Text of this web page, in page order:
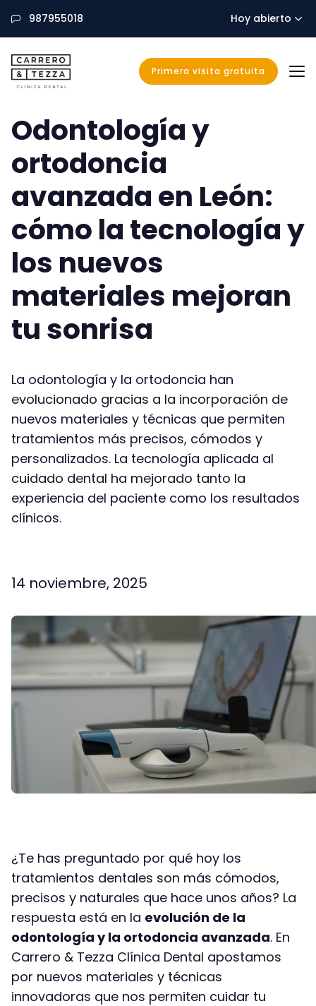
987955018 Hoy abierto
CarreroyTezza Primera visita gratuita
Odontología y
ortodoncia
avanzada en León:
cómo la tecnología y
los nuevos
materiales mejoran
tu sonrisa
La odontología y la ortodoncia han
evolucionado gracias a la incorporación de
nuevos materiales y técnicas que permiten
tratamientos más precisos, cómodos y
personalizados. La tecnología aplicada al
cuidado dental ha mejorado tanto la
experiencia del paciente como los resultados
clínicos.
14 noviembre, 2025
¿Te has preguntado por qué hoy los
tratamientos dentales son más cómodos,
precisos y naturales que hace unos años? La
respuesta está en la evolución de la
odontología y la ortodoncia avanzada. En
Carrero & Tezza Clínica Dental apostamos
por nuevos materiales y técnicas
innovadoras que nos permiten cuidar tu